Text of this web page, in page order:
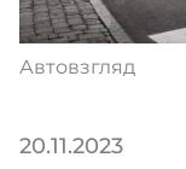
Автовзгляд
20.11.2023